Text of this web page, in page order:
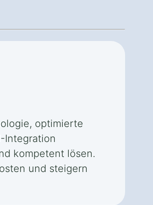
optimierte
Integration
kompetent lösen.
und steigern